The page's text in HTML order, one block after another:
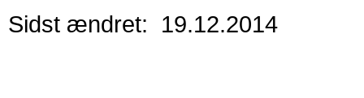
Sidst ændret: 19.12.2014